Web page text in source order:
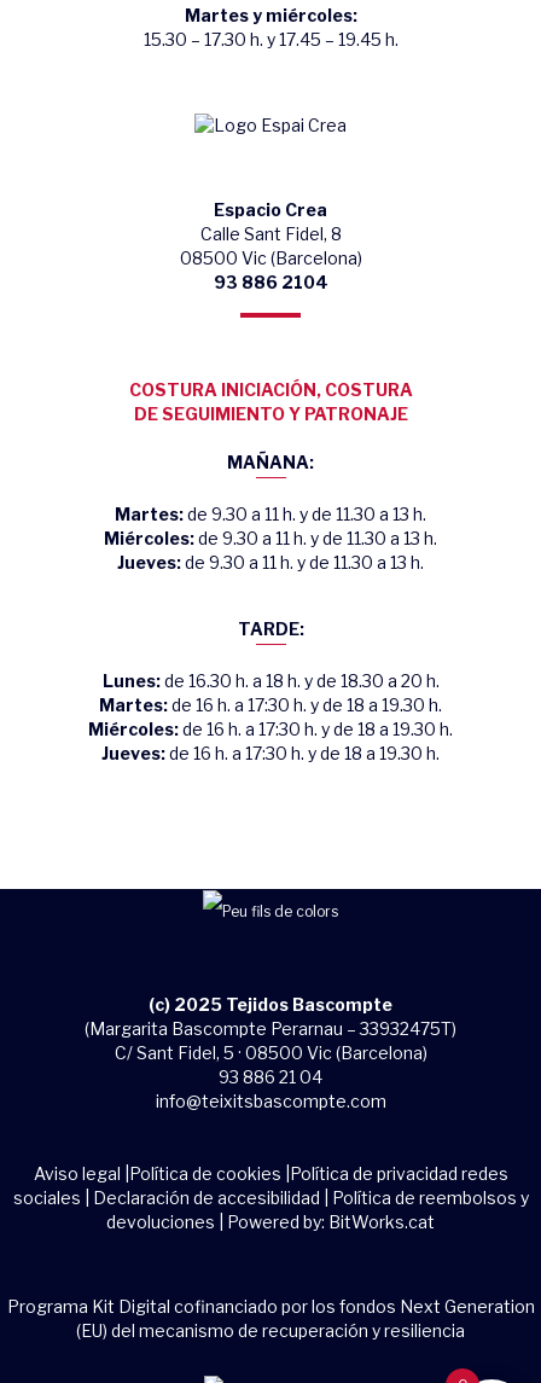
Martes y miércoles:
15.30 – 17.30 h. y 17.45 – 19.45 h.
Espacio Crea
Calle Sant Fidel, 8
08500 Vic (Barcelona)
93 886 2104
COSTURA INICIACIÓN, COSTURA
DE SEGUIMIENTO Y PATRONAJE
MAÑANA:
Martes:de 9.30 a 11 h. y de 11.30 a 13 h.
Miércoles:de 9.30 a 11 h. y de 11.30 a 13 h.
Jueves:de 9.30 a 11 h. y de 11.30 a 13 h.
TARDE:
Lunes:de 16.30 h. a 18 h. y de 18.30 a 20 h.
Martes:de 16 h. a 17:30 h. y de 18 a 19.30 h.
Miércoles:de 16 h. a 17:30 h. y de 18 a 19.30 h.
Jueves:de 16 h. a 17:30 h. y de 18 a 19.30 h.
(c) 2025 Tejidos Bascompte
(Margarita Bascompte Perarnau – 33932475T)
C/ Sant Fidel, 5 · 08500 Vic (Barcelona)
93 886 21 04
info@teixitsbascompte.com
Aviso legal Política de cookies Política de privacidad redes
sociales
Declaración de accesibilidad
Política de reembolsos y
devoluciones | Powered by: BitWorks.cat
Programa Kit Digital cofinanciado por los fondos Next Generation
(EU) del mecanismo de recuperación y resiliencia